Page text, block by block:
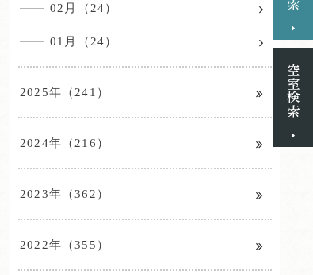
02月（24）
01月（24）
2025年（241）
2024年（216）
2023年（362）
2022年（355）